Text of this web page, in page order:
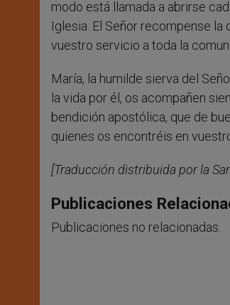
modo está llamada a abrirse
Iglesia. El Señor recompense
vuestro servicio a toda la
María, la humilde sierva del
la vida por él, os acompañen
bendición apostólica, que de
quienes os encontréis en
[Traducción distribuida por la
Publicaciones
Publicaciones no relacionadas.